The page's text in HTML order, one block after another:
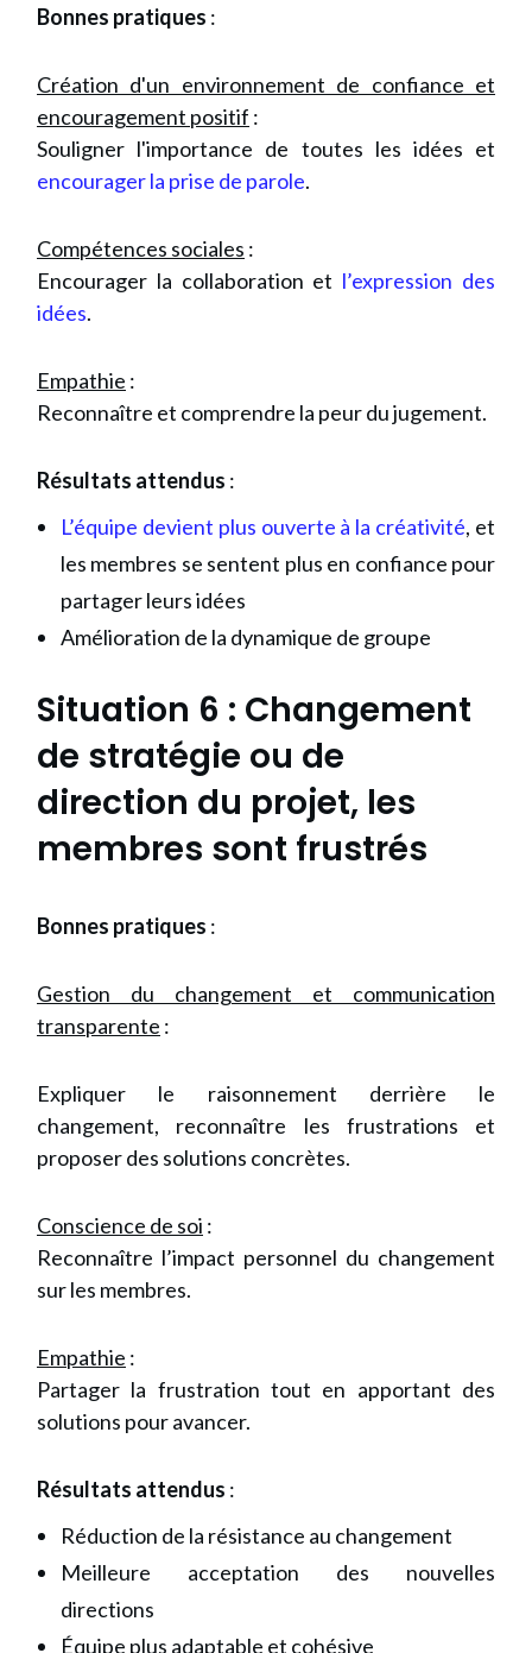
Bonnes pratiques :
Création d'un environnement de confiance et
encouragement positif :
Souligner l'importance de toutes les idées et
encourager la prise de parole.
Compétences sociales :
Encourager la collaboration et l’expression des
idées.
Empathie :
Reconnaître et comprendre la peur du jugement.
Résultats attendus :
L’équipe devient plus ouverte à la créativité, et
les membres se sentent plus en confiance pour
partager leurs idées
Amélioration de la dynamique de groupe
Situation 6 : Changement
de stratégie ou de
direction du projet, les
membres sont frustrés
Bonnes pratiques :
Gestion du changement et communication
transparente :
Expliquer le raisonnement derrière le
changement, reconnaître les frustrations et
proposer des solutions concrètes.
Conscience de soi :
Reconnaître l’impact personnel du changement
sur les membres.
Empathie :
Partager la frustration tout en apportant des
solutions pour avancer.
Résultats attendus :
Réduction de la résistance au changement
Meilleure acceptation des nouvelles
directions
Équipe plus adaptable et cohésive